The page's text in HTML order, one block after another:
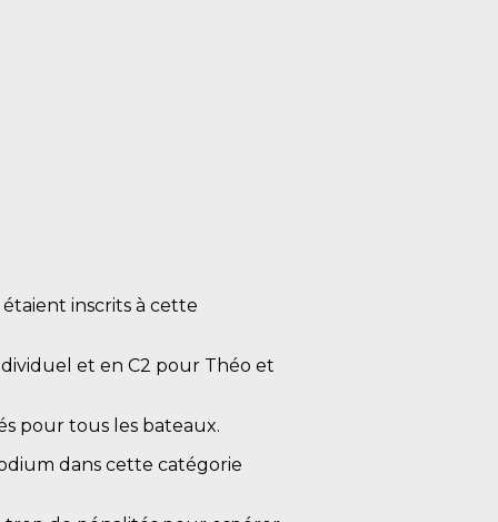
inscrits à cette
et en C2 pour Théo et
pour tous les bateaux.
dans cette catégorie